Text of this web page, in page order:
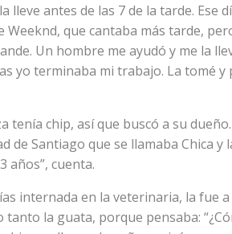
lleve antes de las 7 de la tarde. Ese
que cantaba más tarde,
Un hombre me ayudó y me la
yo terminaba mi trabajo. La tomé y
tenía chip, así que buscó a su
de Santiago que se llamaba Chica y
años”, cuenta.
internada en la veterinaria, la fue
la guata, porque pensaba: